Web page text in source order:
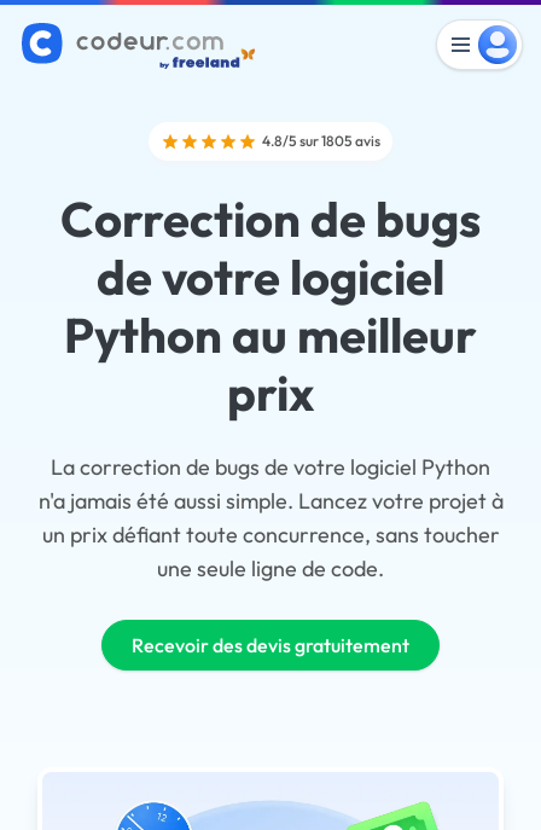
4.8/5 sur 1805 avis
Correction de bugs
de votre logiciel
Python au meilleur
prix
La correction de bugs de votre logiciel Python
n'a jamais été aussi simple. Lancez votre projet à
un prix défiant toute concurrence, sans toucher
une seule ligne de code.
Recevoir des devis gratuitement